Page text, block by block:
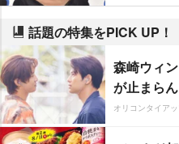
話題の特集をPICK UP！
森崎ウィ
が止まらん
オリコンタイア